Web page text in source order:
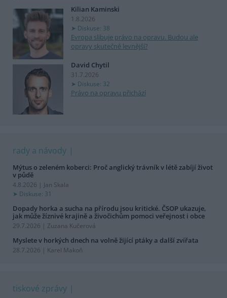
Kilian Kaminski
1.8.2026
Diskuse: 38
Evropa slibuje právo na opravu. Budou ale
opravy skutečně levnější?
David Chytil
31.7.2026
Diskuse: 32
Právo na opravu přichází
rady a návody
Mýtus o zeleném koberci: Proč anglický trávník v létě zabíjí život
v půdě
4.8.2026 | Jan Skala
Diskuse: 31
Dopady horka a sucha na přírodu jsou kritické. ČSOP ukazuje,
jak může žíznivé krajině a živočichům pomoci veřejnost i obce
29.7.2026 | Zuzana Kučerová
Myslete v horkých dnech na volně žijící ptáky a další zvířata
28.7.2026 | Karel Makoň
tiskové zprávy